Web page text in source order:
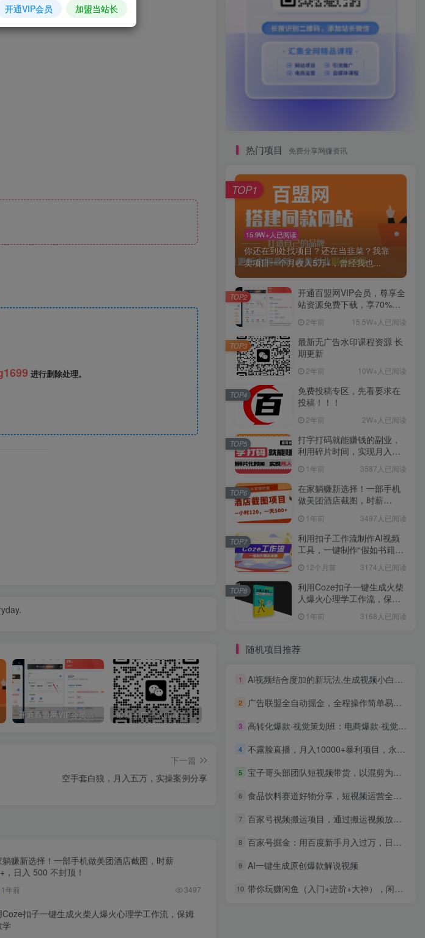
号
进行删除处理。
最新无广告水印课程资源 长期更新
下一篇
空手套白狼，月入五万，实操案例分享
躺赚新选择！一部手机做美团酒店截图，时薪
，日入 500 不封顶！
1年前 3497
Coze扣子一键生成火柴人爆火心理学工作流，保姆
热门项目 免费分享网赚资讯
15.9W+人已阅读
你还在到处找项目？还在当韭菜？我靠
卖项目一个月收入5万+，曾经我也...
TOP1
开通百盟网VIP会员，尊享全
站资源免费下载，享70%的
惠】2年前 15.5W+人已阅读
TOP2
最新无广告水印课程资源 长
期更新
2年前 10W+人已阅读
TOP3
免费投稿专区，先看要求在
投稿！！！
2年前 2W+人已阅读
TOP4
打字打码就能赚钱的副业，
利用碎片时间，实现月入过
1年前 3587人已阅读
TOP5
在家躺赚新选择！一部手机
做美团酒店截图，时薪
1年前 3497人已阅读
TOP6
利用扣子工作流制作AI视频
工具，一键制作“假如书籍会
12个月前 3174人已阅读
TOP7
利用Coze扣子一键生成火柴
人爆火心理学工作流，保姆
1年前 3168人已阅读
TOP8
随机项目推荐
1 Ai视频结合度加的新玩法,生成视频小白轻松日入300+
2 广告联盟全自动掘金，全程操作简单易上手，无需人工值守，轻松看广告賺米，日入3张【揭秘】
3 高转化爆款·视觉策划班：电商爆款·视觉公式，视觉转化·提升必学课
4 不露脸直播，月入10000+暴利项目，永久可做，宝宝起名（详细教程+软件）
5 宝子哥头部团队短视频带货，以混剪为主，不需要真人出镜，不需要拍摄【更新26年3月】
6 食品饮料赛道好物分享，短视频运营全教程
7 百家号视频搬运项目，通过搬运视频放大收益，可批量起号
8 百家号掘金：用百度新手月入过万，日入300，无需引流，全新手机搬砖项目
9 AI一键生成原创爆款解说视频
10 带你玩赚闲鱼（入门+进阶+大神），闲鱼最新玩法，1小时发百单，简单粗暴
开通VIP会员 加盟当站长